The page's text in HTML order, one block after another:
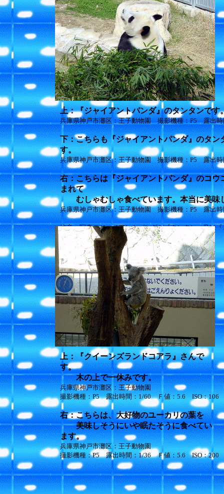
上：『ジャイアントパンダ』のタンタンで
兵庫県神戸市灘区：王子動物園 撮影機種：P5 露出
下：こちらも『ジャイアントパンダ』のタ
す。
兵庫県神戸市灘区：王子動物園 撮影機種：P5 露出
右：こちらは『ジャイアントパンダ』のコ
まれて
むしゃむしゃ食べています。本当に美味
兵庫県神戸市灘区：王子動物園 撮影機種：P5 露出
注意：写真のジャイアントパンダが『タンタン』又は
ません。
申し訳ありません。
上：『クイーンズランドコアラ』さんで
す。
木の上で一休みです。
兵庫県神戸市灘区：王子動物園
撮影機種：P5 露出時間：1/60 Ｆ値：5.6 ISO：106
右：こちらは、大好物のユーカリの葉を
美味しそうにいや眠たそうに食べてい
ます。
兵庫県神戸市灘区：王子動物園
撮影機種：P5 露出時間：1/36 Ｆ値：5.6 ISO：200